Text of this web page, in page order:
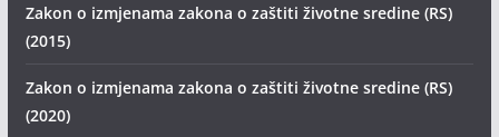
Zakon o izmjenama zakona o zaštiti životne sredine (RS)
(2015)
Zakon o izmjenama zakona o zaštiti životne sredine (RS)
(2020)